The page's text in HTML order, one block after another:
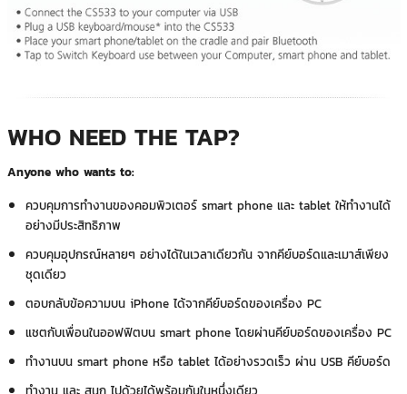
WHO NEED THE TAP?
Anyone who wants to:
ควบคุมการทำงานของคอมพิวเตอร์ smart phone และ tablet ให้ทำงานได้
อย่างมีประสิทธิภาพ
ควบคุมอุปกรณ์หลายๆ อย่างได้ในเวลาเดียวกัน จากคีย์บอร์ดและเมาส์เพียง
ชุดเดียว
ตอบกลับข้อความบน iPhone ได้จากคีย์บอร์ดของเครื่อง PC
แชตกับเพื่อนในออฟฟิตบน smart phone โดยผ่านคีย์บอร์ดของเครื่อง PC
ทำงานบน smart phone หรือ tablet ได้อย่างรวดเร็ว ผ่าน USB คีย์บอร์ด